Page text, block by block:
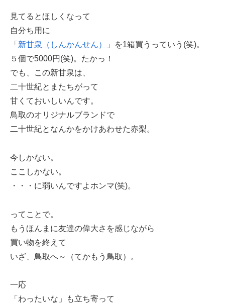
見てるとほしくなって
自分ち用に
「 新甘泉（しんかんせん）
」を1箱買うっていう(笑)。
５個で5000円(笑)。たかっ！
でも、この新甘泉は、
二十世紀とまたちがって
甘くておいしいんです。
鳥取のオリジナルブランドで
二十世紀となんかをかけあわせた赤梨。
今しかない。
ここしかない。
・・・に弱いんですよホンマ(笑)。
ってことで。
もうほんまに友達の偉大さを感じながら
買い物を終えて
いざ、鳥取へ～（てかもう鳥取）。
一応
「わったいな」も立ち寄って